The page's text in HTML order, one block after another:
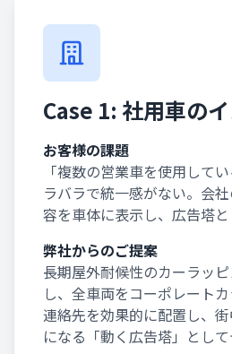
Case 1: 社用車の
お客様の課題
「複数の営業車を使用して
ラバラで統一感がない。会
容を車体に表示し、広告塔と
弊社からのご提案
長期屋外耐候性のカーラッ
し、全車両をコーポレート
連絡先を効果的に配置し、
になる「動く広告塔」として